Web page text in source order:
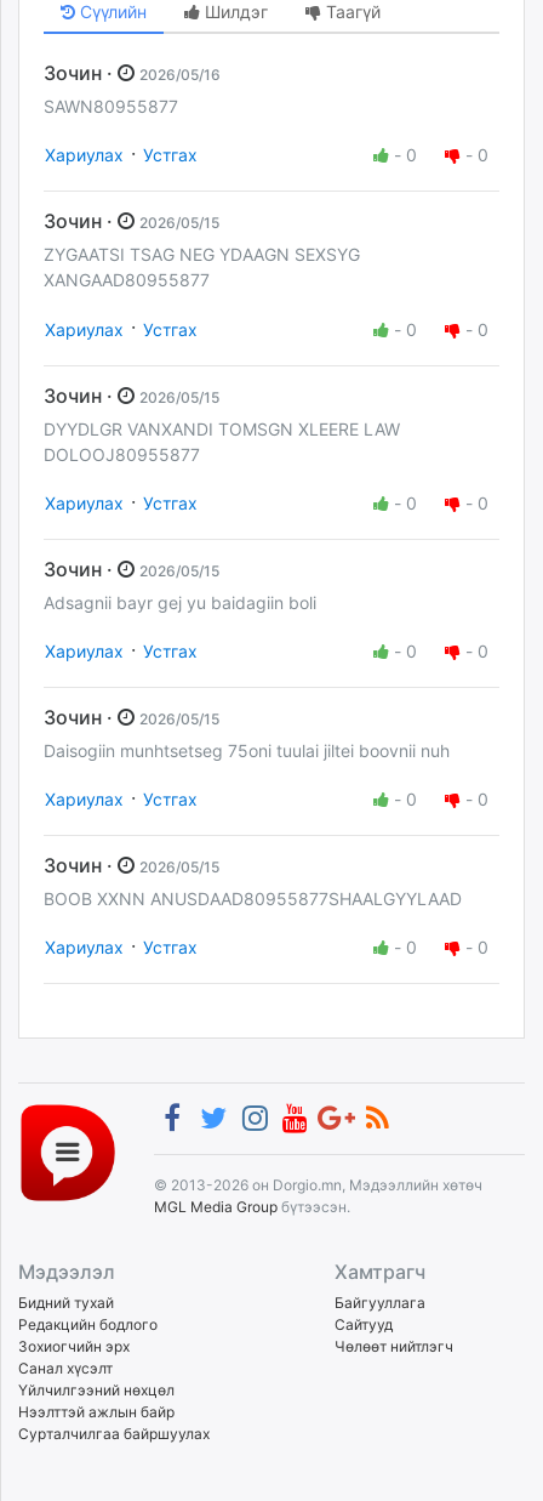
Сүүлийн Шилдэг Таагүй
Зочин · 2026/05/16
SAWN80955877
Хариулах · Устгах - 0 - 0
Зочин · 2026/05/15
ZYGAATSI TSAG NEG YDAAGN SEXSYG
XANGAAD80955877
Хариулах · Устгах - 0 - 0
Зочин · 2026/05/15
DYYDLGR VANXANDI TOMSGN XLEERE LAW
DOLOOJ80955877
Хариулах · Устгах - 0 - 0
Зочин · 2026/05/15
Adsagnii bayr gej yu baidagiin boli
Хариулах · Устгах - 0 - 0
Зочин · 2026/05/15
Daisogiin munhtsetseg 75oni tuulai jiltei boovnii nuh
Хариулах · Устгах - 0 - 0
Зочин · 2026/05/15
BOOB XXNN ANUSDAAD80955877SHAALGYYLAAD
Хариулах · Устгах - 0 - 0
© 2013-2026 он Dorgio.mn, Мэдээллийн хөтөч
MGL Media Group бүтээсэн.
Мэдээлэл
Бидний тухай
Редакцийн бодлого
Зохиогчийн эрх
Санал хүсэлт
Үйлчилгээний нөхцөл
Нээлттэй ажлын байр
Сурталчилгаа байршуулах
Хамтрагч
Байгууллага
Сайтууд
Чөлөөт нийтлэгч